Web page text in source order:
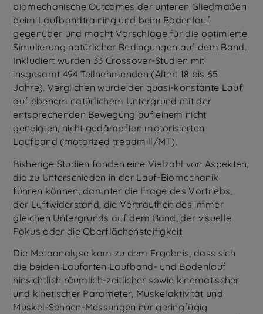
biomechanische Outcomes der unteren Gliedmaßen
beim Laufbandtraining und beim Bodenlauf
gegenüber und macht Vorschläge für die optimierte
Simulierung natürlicher Bedingungen auf dem Band.
Inkludiert wurden 33 Crossover-Studien mit
insgesamt 494 Teilnehmenden (Alter: 18 bis 65
Jahre). Verglichen wurde der quasi-konstante Lauf
auf ebenem natürlichem Untergrund mit der
entsprechenden Bewegung auf einem nicht
geneigten, nicht gedämpften motorisierten
Laufband (motorized treadmill/MT).
Bisherige Studien fanden eine Vielzahl von Aspekten,
die zu Unterschieden in der Lauf-Biomechanik
führen können, darunter die Frage des Vortriebs,
der Luftwiderstand, die Vertrautheit des immer
gleichen Untergrunds auf dem Band, der visuelle
Fokus oder die Oberflächensteifigkeit.
Die Metaanalyse kam zu dem Ergebnis, dass sich
die beiden Laufarten Laufband- und Bodenlauf
hinsichtlich räumlich-zeitlicher sowie kinematischer
und kinetischer Parameter, Muskelaktivität und
Muskel-Sehnen-Messungen nur geringfügig